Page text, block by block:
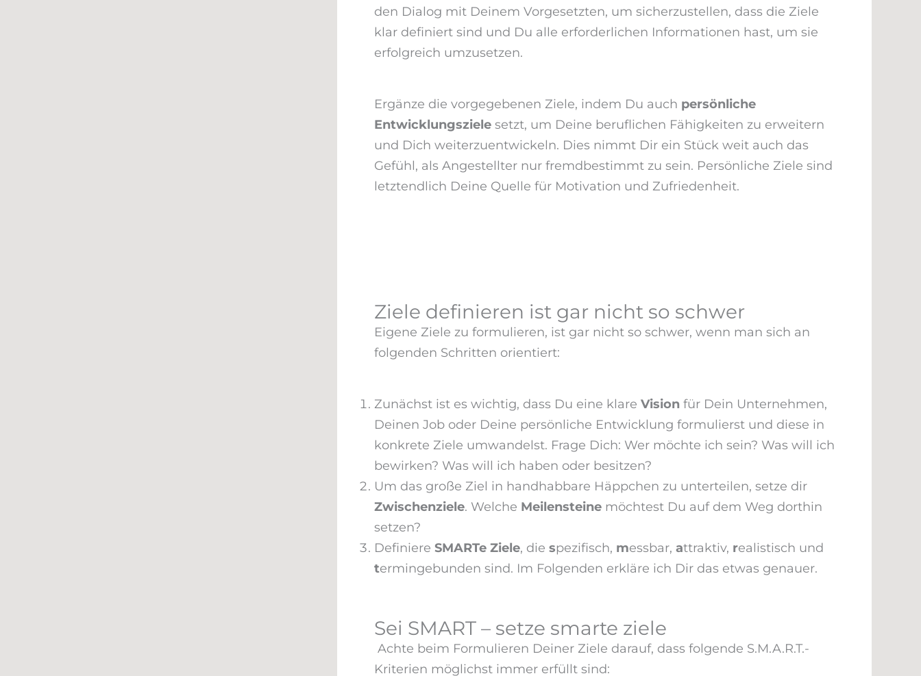
den Dialog mit Deinem Vorgesetzten, um sicherzustellen, dass die Ziele
klar definiert sind und Du alle erforderlichen Informationen hast, um sie
erfolgreich umzusetzen.
Ergänze die vorgegebenen Ziele, indem Du auch persönliche
Entwicklungsziele setzt, um Deine beruflichen Fähigkeiten zu erweitern
und Dich weiterzuentwickeln. Dies nimmt Dir ein Stück weit auch das
Gefühl, als Angestellter nur fremdbestimmt zu sein. Persönliche Ziele sind
letztendlich Deine Quelle für Motivation und Zufriedenheit.
Ziele definieren ist gar nicht so schwer
Eigene Ziele zu formulieren, ist gar nicht so schwer, wenn man sich an
folgenden Schritten orientiert:
Zunächst ist es wichtig, dass Du eine klare Vision für Dein Unternehmen,
Deinen Job oder Deine persönliche Entwicklung formulierst und diese in
konkrete Ziele umwandelst. Frage Dich: Wer möchte ich sein? Was will ich
bewirken? Was will ich haben oder besitzen?
Um das große Ziel in handhabbare Häppchen zu unterteilen, setze dir
Zwischenziele. Welche Meilensteine möchtest Du auf dem Weg dorthin
setzen?
Definiere SMARTe Ziele, die spezifisch, messbar, attraktiv, realistisch und
termingebunden sind. Im Folgenden erkläre ich Dir das etwas genauer.
Sei SMART – setze smarte ziele
Achte beim Formulieren Deiner Ziele darauf, dass folgende S.M.A.R.T.-
Kriterien möglichst immer erfüllt sind: